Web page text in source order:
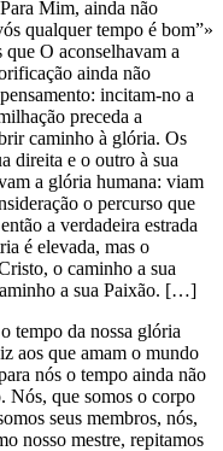
Mim, ainda não
qualquer tempo é bom”»
O aconselhavam a
ainda não
incitam-no a
preceda a
caminho à glória. Os
direita e o outro à sua
a glória humana: viam
o percurso que
a verdadeira estrada
é elevada, mas o
o caminho a sua
a sua Paixão. […]
tempo da nossa glória
aos que amam o mundo
nós o tempo ainda não
Nós, que somos o corpo
seus membros, nós,
nosso mestre, repitamos